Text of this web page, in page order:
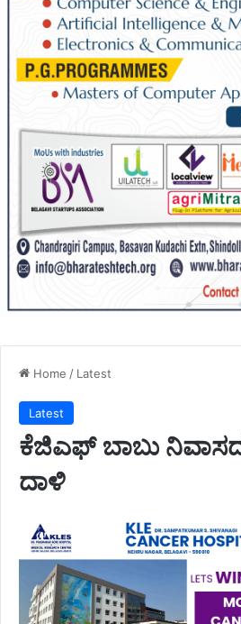
Home / Latest
Latest
ಕೆಜಿಎಫ್ ಬಾಬು
ದಾಳಿ